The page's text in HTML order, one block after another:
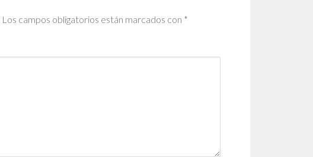
Los campos obligatorios están marcados con *